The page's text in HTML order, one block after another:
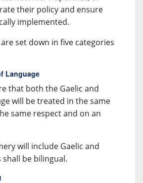
their policy and ensure
implemented.
set down in five categories
Language
that both the Gaelic and
will be treated in the same
same respect and on an
will include Gaelic and
shall be bilingual.